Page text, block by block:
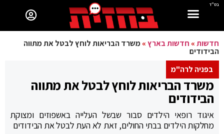
בס"ד
חדשות» חדשות בארץ»משרד הבריאות לוחץ לבטל את מתווה
הבידודים
בפניה לרה"מ
משרד הבריאות לוחץ לבטל את מתווה
הבידודים
איגוד רופאי הילדים סבור שבשל העלייה באשפוזים ומצוקת
מחלקות הילדים בבתי החולים, זאת לא העת לבטל את הבידודים